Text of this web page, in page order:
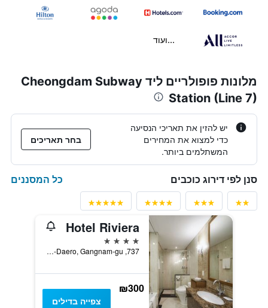
...ועוד
מלונות פופולריים ליד Cheongdam Subway
Station (Line 7)
יש להזין את תאריכי הנסיעה
כדי למצוא את המחירים
המשתלמים ביותר.
בחר תאריכים
סנן לפי דירוג כוכבים כל המסננים
Hotel Riviera
4 כוכבים
737, Yeongdong-Daero, Gangnam-gu, סיאול, דרום קוריאה
₪300
צפייה בדילים